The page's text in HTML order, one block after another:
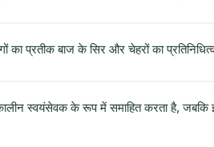
का प्रतीक बाज के सिर और चेहरों का
स्वयंसेवक के रूप में समाहित करता है,